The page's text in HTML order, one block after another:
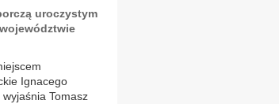
uroczystym
Ignacego
Tomasz